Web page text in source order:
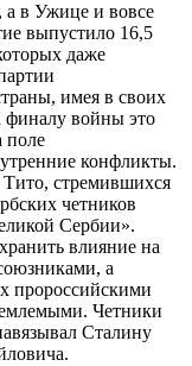
а в Ужице и вовсе
выпустило 16,5
даже
имея в своих
финалу войны это
поле
конфликты.
Тито, стремившихся
четников
Сербии».
влияние на
а
пророссийскими
Четники
Сталину